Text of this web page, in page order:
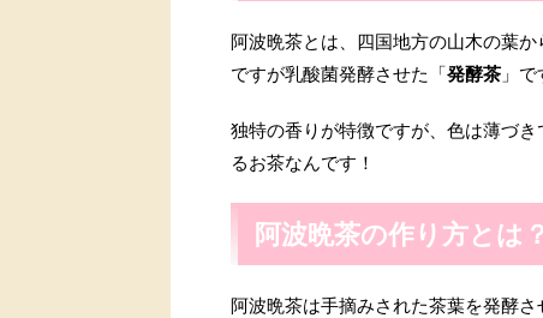
阿波晩茶とは、四国地方の山木の葉
ですが乳酸菌発酵させた「発酵茶 」で
独特の香りが特徴ですが、色は薄づ
るお茶なんです！
阿波晩茶の作り方とは？
阿波晩茶は手摘みされた茶葉を発酵さ